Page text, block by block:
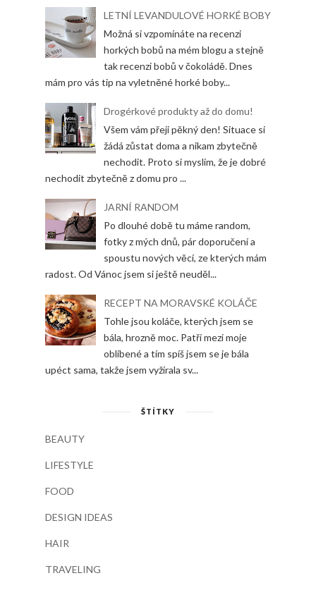
LETNÍ LEVANDULOVÉ HORKÉ BOBY
Možná si vzpomínáte na recenzi
horkých bobů na mém blogu a stejně
tak recenzi bobů v čokoládě. Dnes
mám pro vás tip na vyletněné horké boby...
Drogérkové produkty až do domu!
Všem vám přeji pěkný den! Situace si
žádá zůstat doma a nikam zbytečně
nechodit. Proto si myslím, že je dobré
nechodit zbytečně z domu pro ...
JARNÍ RANDOM
Po dlouhé době tu máme random,
fotky z mých dnů, pár doporučení a
spoustu nových věcí, ze kterých mám
radost. Od Vánoc jsem si ještě neuděl...
RECEPT NA MORAVSKÉ KOLÁČE
Tohle jsou koláče, kterých jsem se
bála, hrozně moc. Patří mezi moje
oblíbené a tím spíš jsem se je bála
upéct sama, takže jsem vyžírala sv...
ŠTÍTKY
BEAUTY
LIFESTYLE
FOOD
DESIGN IDEAS
HAIR
TRAVELING